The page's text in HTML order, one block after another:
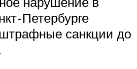
Петербурге
санкции до